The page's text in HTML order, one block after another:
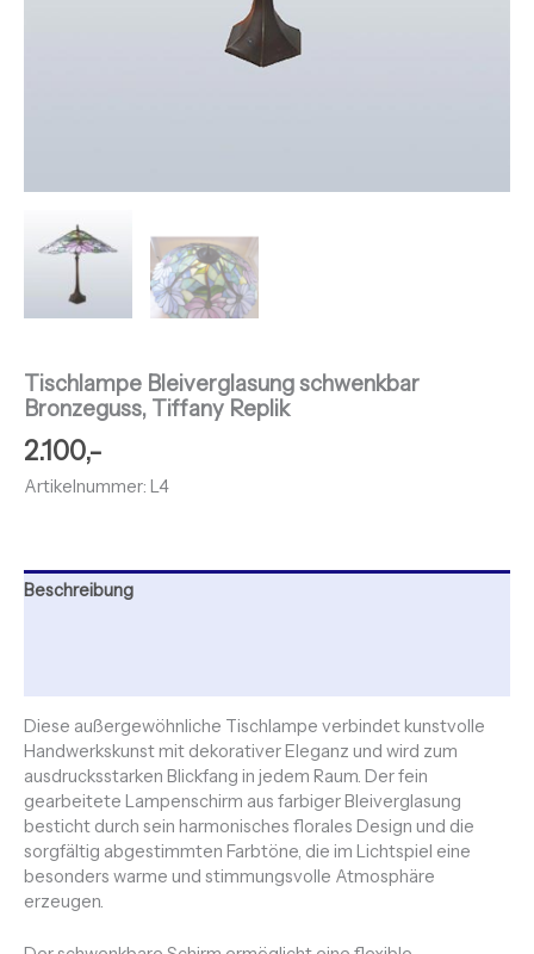
Tischlampe Bleiverglasung schwenkbar
Bronzeguss, Tiffany Replik
2.100,-
Artikelnummer: L4
Beschreibung
Diese außergewöhnliche Tischlampe verbindet kunstvolle
Handwerkskunst mit dekorativer Eleganz und wird zum
ausdrucksstarken Blickfang in jedem Raum. Der fein
gearbeitete Lampenschirm aus farbiger Bleiverglasung
besticht durch sein harmonisches florales Design und die
sorgfältig abgestimmten Farbtöne, die im Lichtspiel eine
besonders warme und stimmungsvolle Atmosphäre
erzeugen.